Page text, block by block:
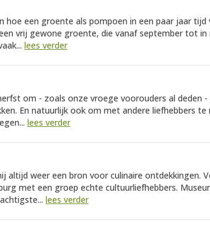
hoe een groente als pompoen in een paar jaar tijd
vrij gewone groente, die vanaf september tot in
lees verder
om - zoals onze vroege voorouders al deden
En natuurlijk ook om met andere liefhebbers te
lees verder
altijd weer een bron voor culinaire ontdekkingen.
met een groep echte cultuurliefhebbers.
lees verder